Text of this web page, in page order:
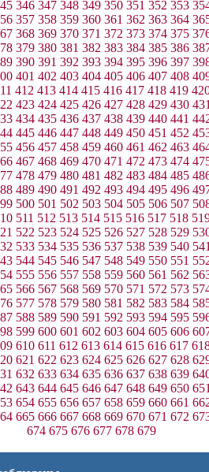
346 347 348 349 350 351 352 353
357 358 359 360 361 362 363 364
368 369 370 371 372 373 374 375
379 380 381 382 383 384 385 386
390 391 392 393 394 395 396 397
401 402 403 404 405 406 407 408
412 413 414 415 416 417 418 419
423 424 425 426 427 428 429 430
434 435 436 437 438 439 440 441
445 446 447 448 449 450 451 452
456 457 458 459 460 461 462 463
467 468 469 470 471 472 473 474
478 479 480 481 482 483 484 485
489 490 491 492 493 494 495 496
500 501 502 503 504 505 506 507
511 512 513 514 515 516 517 518
522 523 524 525 526 527 528 529
533 534 535 536 537 538 539 540
544 545 546 547 548 549 550 551
555 556 557 558 559 560 561 562
566 567 568 569 570 571 572 573
577 578 579 580 581 582 583 584
588 589 590 591 592 593 594 595
599 600 601 602 603 604 605 606
610 611 612 613 614 615 616 617
621 622 623 624 625 626 627 628
632 633 634 635 636 637 638 639
643 644 645 646 647 648 649 650
654 655 656 657 658 659 660 661
665 666 667 668 669 670 671 672
674 675 676 677 678 679